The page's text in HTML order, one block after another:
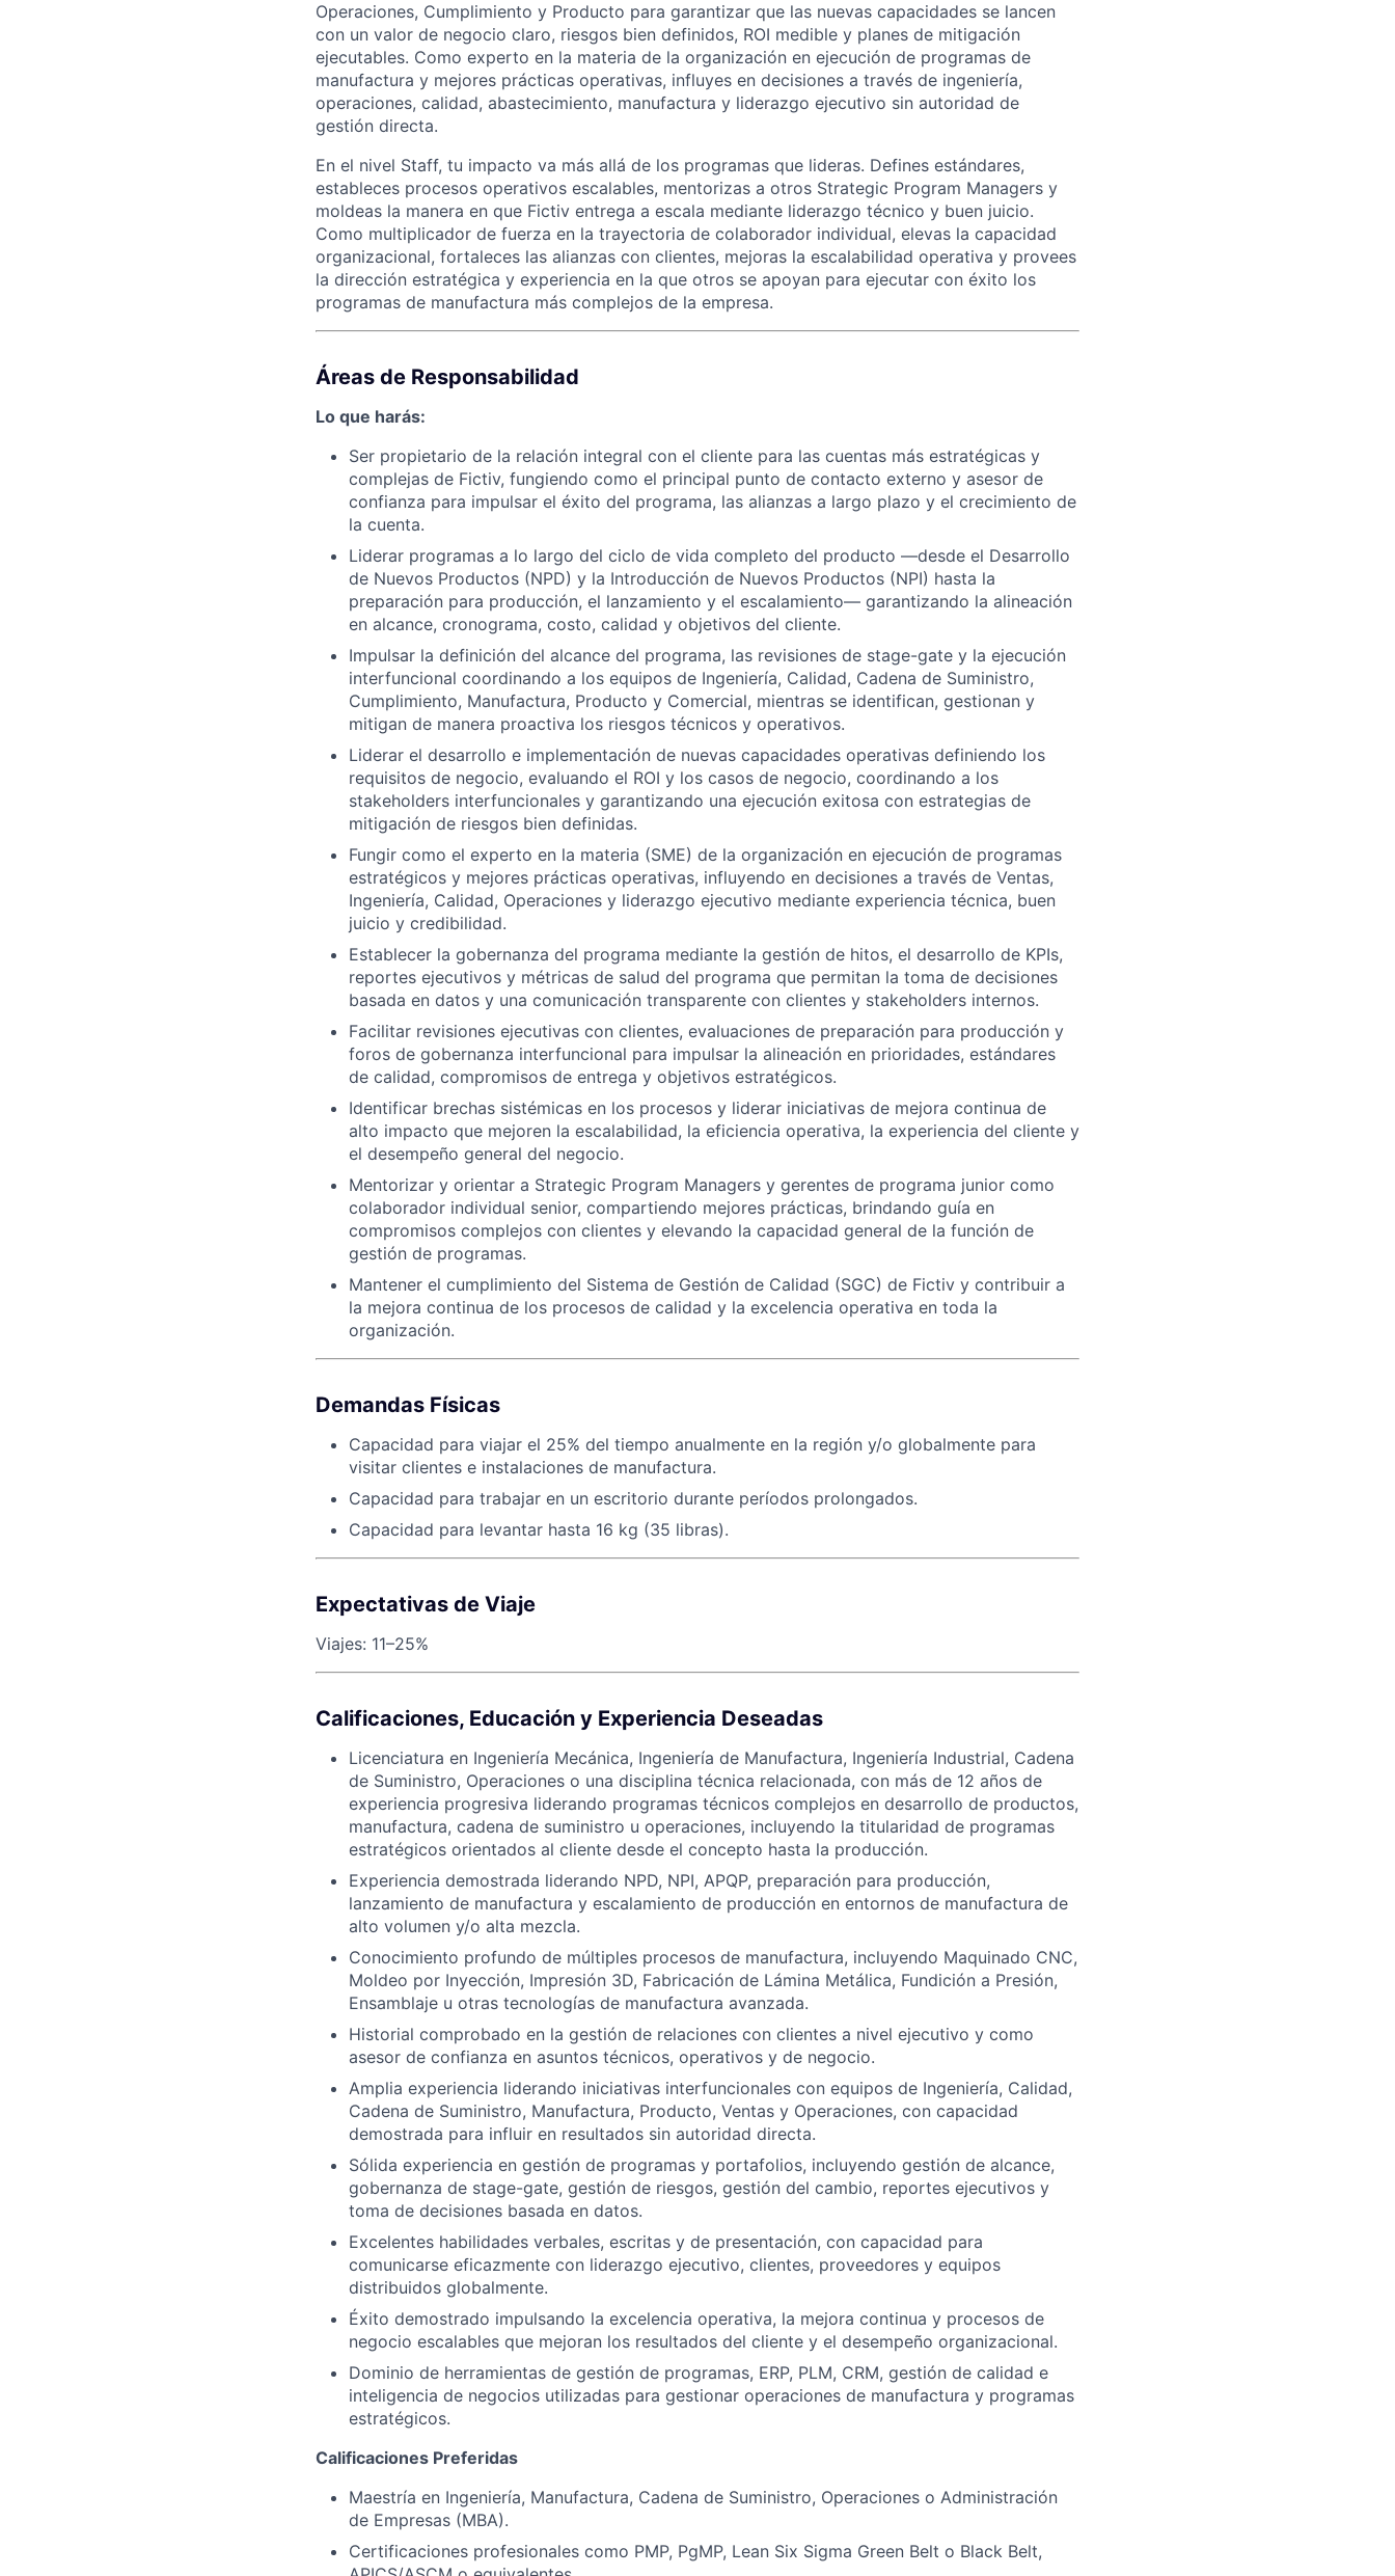
Operaciones, Cumplimiento y Producto para garantizar que las nuevas capacidades se lancen
con un valor de negocio claro, riesgos bien definidos, ROI medible y planes de mitigación
ejecutables. Como experto en la materia de la organización en ejecución de programas de
manufactura y mejores prácticas operativas, influyes en decisiones a través de ingeniería,
operaciones, calidad, abastecimiento, manufactura y liderazgo ejecutivo sin autoridad de
gestión directa.
En el nivel Staff, tu impacto va más allá de los programas que lideras. Defines estándares,
estableces procesos operativos escalables, mentorizas a otros Strategic Program Managers y
moldeas la manera en que Fictiv entrega a escala mediante liderazgo técnico y buen juicio.
Como multiplicador de fuerza en la trayectoria de colaborador individual, elevas la capacidad
organizacional, fortaleces las alianzas con clientes, mejoras la escalabilidad operativa y provees
la dirección estratégica y experiencia en la que otros se apoyan para ejecutar con éxito los
programas de manufactura más complejos de la empresa.
Áreas de Responsabilidad
Lo que harás:
Ser propietario de la relación integral con el cliente para las cuentas más estratégicas y
complejas de Fictiv, fungiendo como el principal punto de contacto externo y asesor de
confianza para impulsar el éxito del programa, las alianzas a largo plazo y el crecimiento de
la cuenta.
Liderar programas a lo largo del ciclo de vida completo del producto —desde el Desarrollo
de Nuevos Productos (NPD) y la Introducción de Nuevos Productos (NPI) hasta la
preparación para producción, el lanzamiento y el escalamiento— garantizando la alineación
en alcance, cronograma, costo, calidad y objetivos del cliente.
Impulsar la definición del alcance del programa, las revisiones de stage-gate y la ejecución
interfuncional coordinando a los equipos de Ingeniería, Calidad, Cadena de Suministro,
Cumplimiento, Manufactura, Producto y Comercial, mientras se identifican, gestionan y
mitigan de manera proactiva los riesgos técnicos y operativos.
Liderar el desarrollo e implementación de nuevas capacidades operativas definiendo los
requisitos de negocio, evaluando el ROI y los casos de negocio, coordinando a los
stakeholders interfuncionales y garantizando una ejecución exitosa con estrategias de
mitigación de riesgos bien definidas.
Fungir como el experto en la materia (SME) de la organización en ejecución de programas
estratégicos y mejores prácticas operativas, influyendo en decisiones a través de Ventas,
Ingeniería, Calidad, Operaciones y liderazgo ejecutivo mediante experiencia técnica, buen
juicio y credibilidad.
Establecer la gobernanza del programa mediante la gestión de hitos, el desarrollo de KPIs,
reportes ejecutivos y métricas de salud del programa que permitan la toma de decisiones
basada en datos y una comunicación transparente con clientes y stakeholders internos.
Facilitar revisiones ejecutivas con clientes, evaluaciones de preparación para producción y
foros de gobernanza interfuncional para impulsar la alineación en prioridades, estándares
de calidad, compromisos de entrega y objetivos estratégicos.
Identificar brechas sistémicas en los procesos y liderar iniciativas de mejora continua de
alto impacto que mejoren la escalabilidad, la eficiencia operativa, la experiencia del cliente y
el desempeño general del negocio.
Mentorizar y orientar a Strategic Program Managers y gerentes de programa junior como
colaborador individual senior, compartiendo mejores prácticas, brindando guía en
compromisos complejos con clientes y elevando la capacidad general de la función de
gestión de programas.
Mantener el cumplimiento del Sistema de Gestión de Calidad (SGC) de Fictiv y contribuir a
la mejora continua de los procesos de calidad y la excelencia operativa en toda la
organización.
Demandas Físicas
Capacidad para viajar el 25% del tiempo anualmente en la región y/o globalmente para
visitar clientes e instalaciones de manufactura.
Capacidad para trabajar en un escritorio durante períodos prolongados.
Capacidad para levantar hasta 16 kg (35 libras).
Expectativas de Viaje
Viajes: 11–25%
Calificaciones, Educación y Experiencia Deseadas
Licenciatura en Ingeniería Mecánica, Ingeniería de Manufactura, Ingeniería Industrial, Cadena
de Suministro, Operaciones o una disciplina técnica relacionada, con más de 12 años de
experiencia progresiva liderando programas técnicos complejos en desarrollo de productos,
manufactura, cadena de suministro u operaciones, incluyendo la titularidad de programas
estratégicos orientados al cliente desde el concepto hasta la producción.
Experiencia demostrada liderando NPD, NPI, APQP, preparación para producción,
lanzamiento de manufactura y escalamiento de producción en entornos de manufactura de
alto volumen y/o alta mezcla.
Conocimiento profundo de múltiples procesos de manufactura, incluyendo Maquinado CNC,
Moldeo por Inyección, Impresión 3D, Fabricación de Lámina Metálica, Fundición a Presión,
Ensamblaje u otras tecnologías de manufactura avanzada.
Historial comprobado en la gestión de relaciones con clientes a nivel ejecutivo y como
asesor de confianza en asuntos técnicos, operativos y de negocio.
Amplia experiencia liderando iniciativas interfuncionales con equipos de Ingeniería, Calidad,
Cadena de Suministro, Manufactura, Producto, Ventas y Operaciones, con capacidad
demostrada para influir en resultados sin autoridad directa.
Sólida experiencia en gestión de programas y portafolios, incluyendo gestión de alcance,
gobernanza de stage-gate, gestión de riesgos, gestión del cambio, reportes ejecutivos y
toma de decisiones basada en datos.
Excelentes habilidades verbales, escritas y de presentación, con capacidad para
comunicarse eficazmente con liderazgo ejecutivo, clientes, proveedores y equipos
distribuidos globalmente.
Éxito demostrado impulsando la excelencia operativa, la mejora continua y procesos de
negocio escalables que mejoran los resultados del cliente y el desempeño organizacional.
Dominio de herramientas de gestión de programas, ERP, PLM, CRM, gestión de calidad e
inteligencia de negocios utilizadas para gestionar operaciones de manufactura y programas
estratégicos.
Calificaciones Preferidas
Maestría en Ingeniería, Manufactura, Cadena de Suministro, Operaciones o Administración
de Empresas (MBA).
Certificaciones profesionales como PMP, PgMP, Lean Six Sigma Green Belt o Black Belt,